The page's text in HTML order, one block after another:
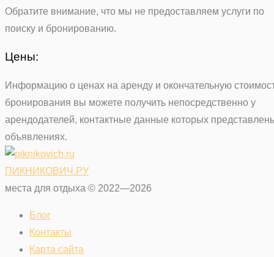
Обратите внимание, что мы не предоставляем услуги по
поиску и бронированию.
Цены:
Информацию о ценах на аренду и окончательную
бронирования вы можете получить непосредственно у
арендодателей, контактные данные которых
объявлениях.
ПИКНИКОВИЧ.РУ
места для отдыха © 2022—2026
Блог
Контакты
Карта сайта